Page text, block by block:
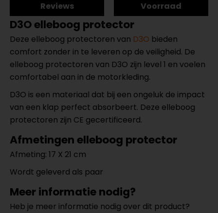
Reviews Voorraad
D3O elleboog protector
Deze elleboog protectoren van D3O bieden
comfort zonder in te leveren op de veiligheid. De
elleboog protectoren van D3O zijn level 1 en voelen
comfortabel aan in de motorkleding.
D3O is een materiaal dat bij een ongeluk de impact
van een klap perfect absorbeert. Deze elleboog
protectoren zijn CE gecertificeerd.
Afmetingen elleboog protector
Afmeting: 17 X 21 cm
Wordt geleverd als paar
Meer informatie nodig?
Heb je meer informatie nodig over dit product?